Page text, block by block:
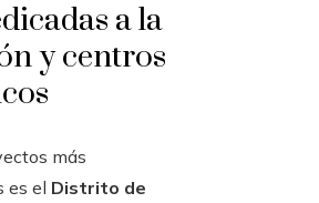
a la
y centros
más
es el Distrito de